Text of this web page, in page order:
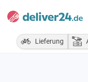
Lieferung